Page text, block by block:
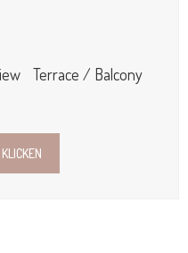
Terrace / Balcony